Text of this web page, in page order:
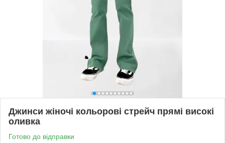
Джинси жіночі кольорові стрейч прямі високі
оливка
Готово до відправки